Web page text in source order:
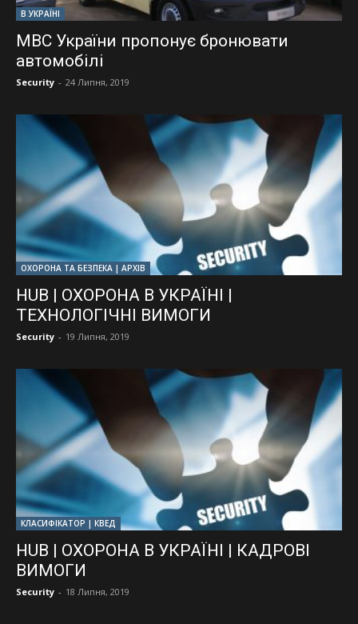
В УКРАЇНІ
МВС України пропонує бронювати
автомобілі
Security - 24 Липня, 2019
ОХОРОНА ТА БЕЗПЕКА | АРХІВ
HUB | ОХОРОНА В УКРАЇНІ |
ТЕХНОЛОГІЧНІ ВИМОГИ
Security - 19 Липня, 2019
КЛАСИФІКАТОР | КВЕД
HUB | ОХОРОНА В УКРАЇНІ | КАДРОВІ
ВИМОГИ
Security - 18 Липня, 2019